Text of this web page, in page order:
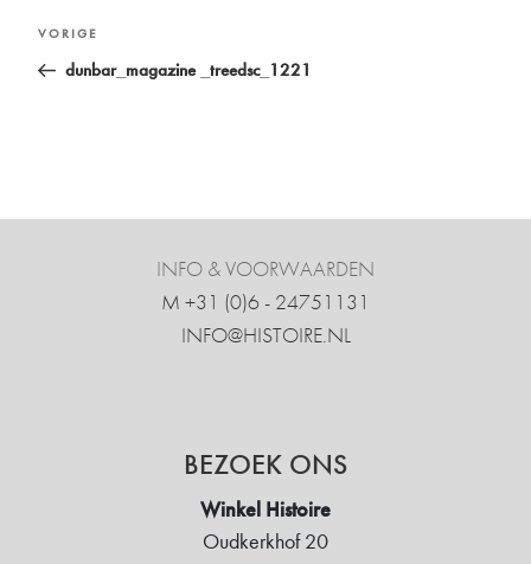
Bericht
navigatie
Vorig
bericht
VORIGE
dunbar_magazine _treedsc_1221
INFO & VOORWAARDEN
M +31 ‍(0)6 - 24751131
INFO@HISTOIRE.NL
BEZOEK ONS
Winkel Histoire
Oudkerkhof 20